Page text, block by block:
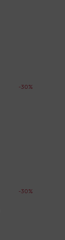
-30%
-30%